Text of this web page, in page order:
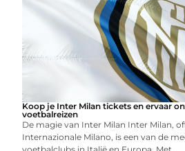
Koop je Inter Milan tickets en ervaar
voetbalreizen
De magie van Inter Milan Inter Milan,
Internazionale Milano, is een van de